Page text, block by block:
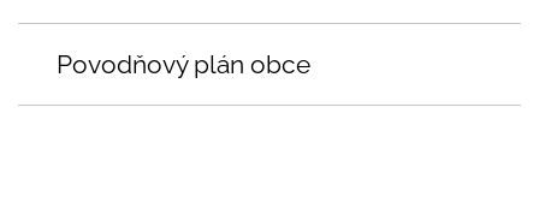
Povodňový plán obce